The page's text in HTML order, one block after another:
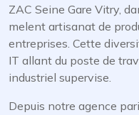
ZAC Seine Gare Vitry,
melent artisanat de
entreprises. Cette
IT allant du poste de
industriel supervise.
Depuis notre agence